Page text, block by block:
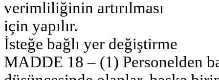
verimliliğinin artırılması
için yapılır.
İsteğe bağlı yer değiştirme
MADDE 18 – (1) Personelden